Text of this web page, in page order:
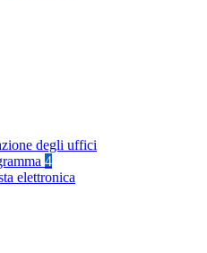
degli uffici
4
elettronica